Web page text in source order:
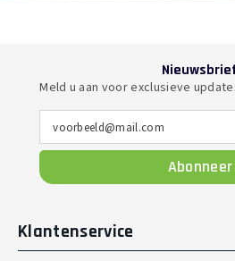
Meld u aan voor exclusieve
voorbeeld@mail.com
Abonneer
Klantenservice